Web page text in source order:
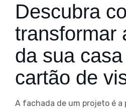
Descubra
transformar
da sua
cartão de
A fachada de um projeto é a